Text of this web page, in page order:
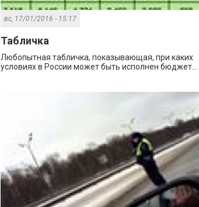
вс, 17/01/2016 - 15:17
Табличка
Любопытная табличка, показывающая, при каких
условиях в России может быть исполнен бюджет...